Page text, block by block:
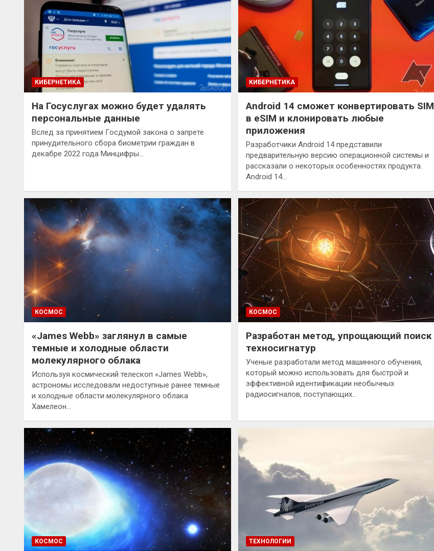
КИБЕРНЕТИКА
На Госуслугах можно будет удалять
персональные данные
Вслед за принятием Госдумой закона о запрете
принудительного сбора биометрии граждан в
декабре 2022 года Минцифры…
КИБЕРНЕТИКА
Android 14 сможет конвертировать SIM
в eSIM и клонировать любые
приложения
Разработчики Android 14 представили
предварительную версию операционной системы и
рассказали о некоторых особенностях продукта.
Android 14…
КОСМОС
«James Webb» заглянул в самые
темные и холодные области
молекулярного облака
Используя космический телескоп «James Webb»,
астрономы исследовали недоступные ранее темные
и холодные области молекулярного облака
Хамелеон…
КОСМОС
Разработан метод, упрощающий поиск
техносигнатур
Ученые разработали метод машинного обучения,
который можно использовать для быстрой и
эффективной идентификации необычных
радиосигналов, поступающих…
КОСМОС ТЕХНОЛОГИИ